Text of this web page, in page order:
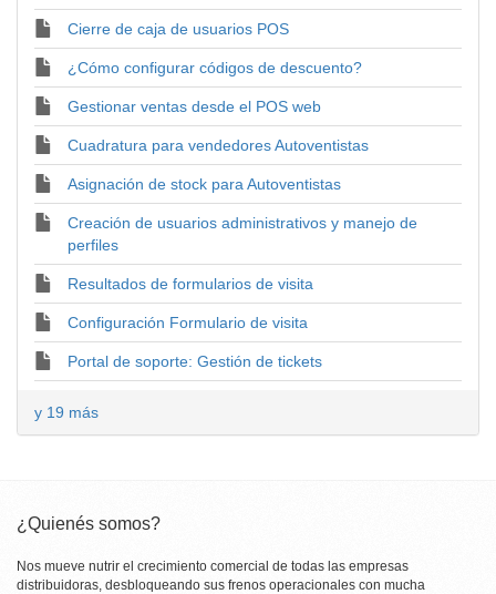
Cierre de caja de usuarios POS
¿Cómo configurar códigos de descuento?
Gestionar ventas desde el POS web
Cuadratura para vendedores Autoventistas
Asignación de stock para Autoventistas
Creación de usuarios administrativos y manejo de
perfiles
Resultados de formularios de visita
Configuración Formulario de visita
Portal de soporte: Gestión de tickets
y 19 más
¿Quienés somos?
Nos mueve nutrir el crecimiento comercial de todas las empresas
distribuidoras, desbloqueando sus frenos operacionales con mucha